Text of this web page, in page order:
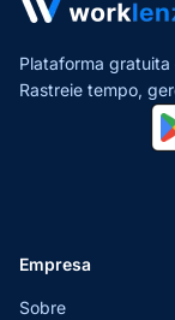
Plataforma
Rastreie tempo,
Empresa
Sobre